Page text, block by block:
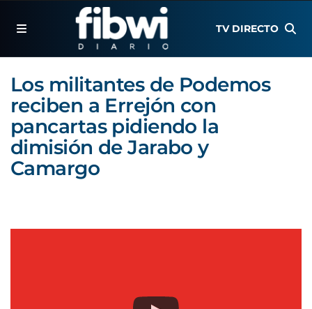
TV DIRECTO
Los militantes de Podemos
reciben a Errejón con
pancartas pidiendo la
dimisión de Jarabo y
Camargo